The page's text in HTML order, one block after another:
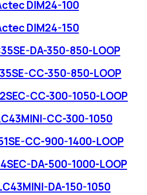
DIM24-100
DIM24-150
DA-350-850-LOOP
CC-350-850-LOOP
CC-300-1050-LOOP
CC-300-1050
CC-900-1400-LOOP
DA-500-1000-LOOP
DA-150-1050